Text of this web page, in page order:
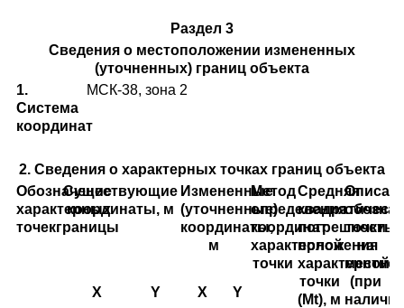
Раздел 3
Сведения о местоположении измененных
(уточненных) границ объекта
1.
Система
координат
МСК-38, зона 2
2. Сведения о характерных точках границ объекта
Обозначение
характерных
точекграницы
Существующие
координаты, м
Измененные
(уточненные)
координаты,
м
Метод
определения
координат
характерной
точки
Средняя
погрешность
положения
характерной
точки
(Mt), м
точки
на
(при
X Y X
Y